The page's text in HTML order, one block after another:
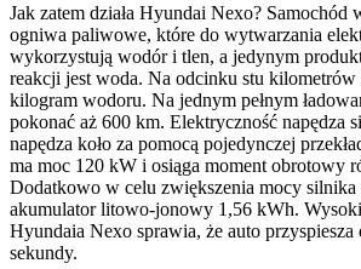
Jak zatem działa Hyundai Nexo? Samochód
ogniwa paliwowe, które do wytwarzania
wykorzystują wodór i tlen, a jedynym
reakcji jest woda. Na odcinku stu kilometrów
kilogram wodoru. Na jednym pełnym
pokonać aż 600 km. Elektryczność napędza
napędza koło za pomocą pojedynczej
ma moc 120 kW i osiąga moment obrotowy
Dodatkowo w celu zwiększenia mocy
akumulator litowo-jonowy 1,56 kWh.
Hyundaia Nexo sprawia, że auto przyspiesza
sekundy.